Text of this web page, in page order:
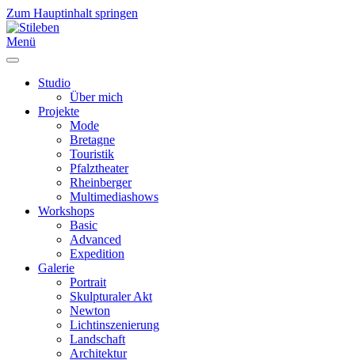
Zum Hauptinhalt springen
Menü
Studio
Über mich
Projekte
Mode
Bretagne
Touristik
Pfalztheater
Rheinberger
Multimediashows
Workshops
Basic
Advanced
Expedition
Galerie
Portrait
Skulpturaler Akt
Newton
Lichtinszenierung
Landschaft
Architektur